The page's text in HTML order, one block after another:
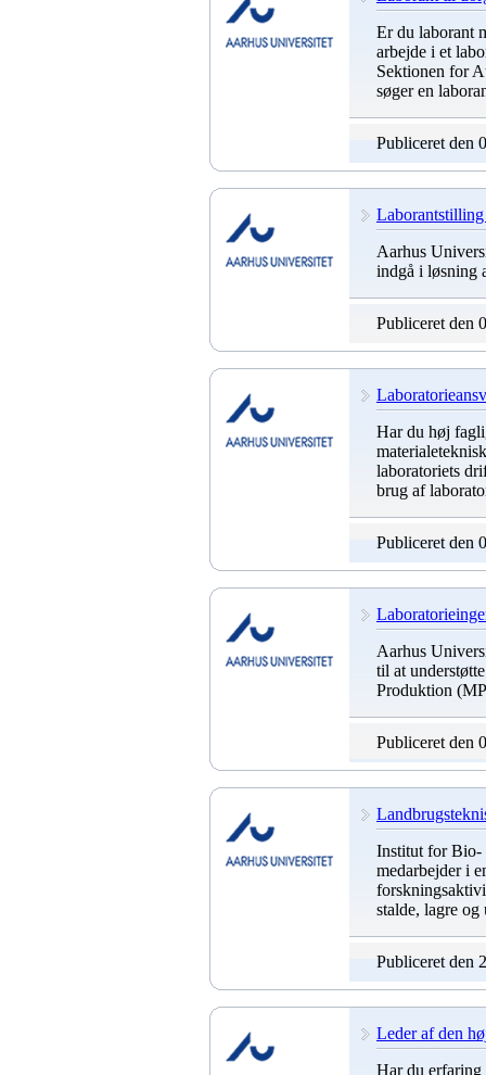
Er du laborant
arbejde i et
Sektionen for
søger en
Publiceret den
Aarhus
indgå i løsning
Publiceret den
Har du høj
laboratoriets
brug af
Publiceret den
Aarhus
til at
Produktion
Publiceret den
Institut for Bio-
medarbejder i
stalde, lagre
Publiceret den
Leder af den
Har du